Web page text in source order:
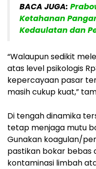
BACA JUGA:
Ketahanan
Kedaulatan dan
“Walaupun sedikit
atas level psikologis
kepercayaan pasar
masih cukup kuat,”
Di tengah dinamika
tetap menjaga mutu
Gunakan koagulan/
pastikan bokar bebas
kontaminasi limbah